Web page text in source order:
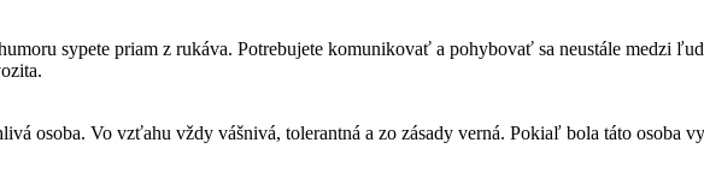
sypete priam z rukáva. Potrebujete komunikovať a pohybovať sa neustále medzi
osoba. Vo vzťahu vždy vášnivá, tolerantná a zo zásady verná. Pokiaľ bola táto osoba